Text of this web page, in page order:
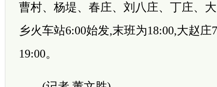
曹村、杨堤、春庄、刘八庄、丁庄、
乡火车站6:00始发,末班为18:00,大赵庄
19:00。